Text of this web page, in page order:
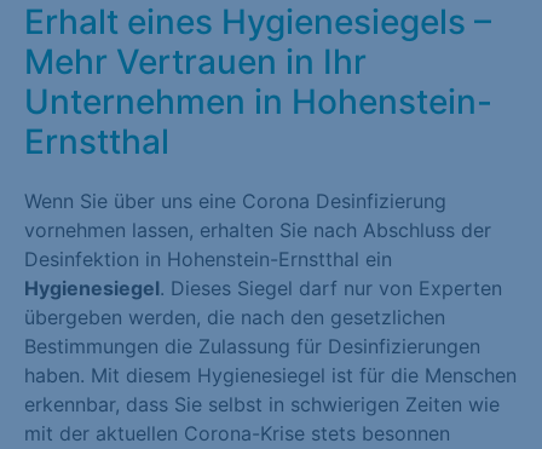
Erhalt eines Hygienesiegels –
Mehr Vertrauen in Ihr
Unternehmen in Hohenstein-
Ernstthal
Wenn Sie über uns eine Corona Desinfizierung
vornehmen lassen, erhalten Sie nach Abschluss der
Desinfektion in Hohenstein-Ernstthal ein
Hygienesiegel. Dieses Siegel darf nur von Experten
übergeben werden, die nach den gesetzlichen
Bestimmungen die Zulassung für Desinfizierungen
haben. Mit diesem Hygienesiegel ist für die Menschen
erkennbar, dass Sie selbst in schwierigen Zeiten wie
mit der aktuellen Corona-Krise stets besonnen